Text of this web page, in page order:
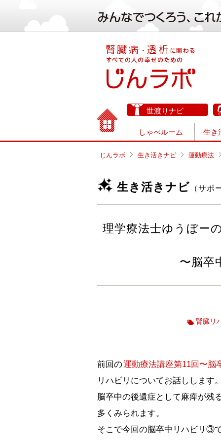
世渡りナビ
しゃべルーム 生き
じんラボ 生き活きナビ 運動療法
生き活きナビ （サポ
理学療法士ゆうぼー
〜脳卒
腎臓リ
前回の運動療法講座第11回〜
リハビリについてお話しします
脳卒中の後遺症として麻痺が残
多くみられます。
そこで今回の脳卒中リハビリ③